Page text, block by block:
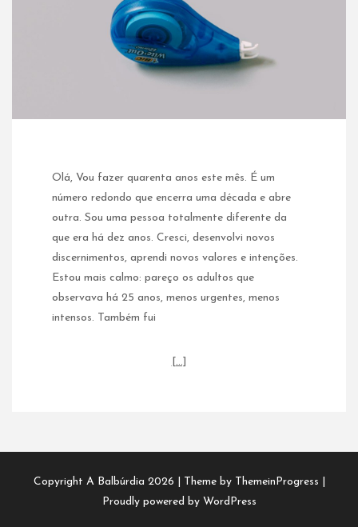
Olá, Vou fazer quarenta anos este mês. É um
número redondo que encerra uma década e abre
outra. Sou uma pessoa totalmente diferente da
que era há dez anos. Cresci, desenvolvi novos
discernimentos, aprendi novos valores e intenções.
Estou mais calmo: pareço os adultos que
observava há 25 anos, menos urgentes, menos
intensos. Também fui
[…]
Copyright A Balbúrdia 2026 | Theme by ThemeinProgress
Proudly powered by WordPress